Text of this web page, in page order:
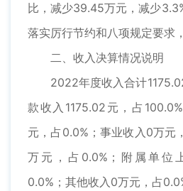
比，减少39.45万元，减少
落实厉行节约和八项规定要求
二、收入决算情况说明
2022年度收入合计
款收入1175.02元，占
元，占0.0%；事业收入0万元
万元，占0.0%；附属单位
0.0%；其他收入0万元，占